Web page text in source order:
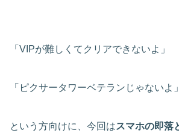
「VIPが難しくてクリアできないよ」
「ピクサータワーベテランじゃないよ」
という方向けに、今回はスマホの即落